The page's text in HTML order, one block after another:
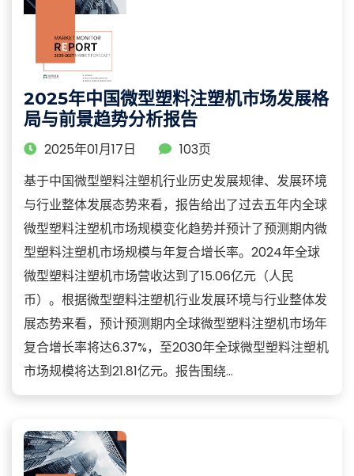
2025年中国微型塑料注塑机市场发展格
局与前景趋势分析报告
2025年01月17日
103页
基于中国微型塑料注塑机行业历史发展规律、发展环境
与行业整体发展态势来看，报告给出了过去五年内全球
微型塑料注塑机市场规模变化趋势并预计了预测期内微
型塑料注塑机市场规模与年复合增长率。2024年全球
微型塑料注塑机市场营收达到了15.06亿元（人民
币）。根据微型塑料注塑机行业发展环境与行业整体发
展态势来看，预计预测期内全球微型塑料注塑机市场年
复合增长率将达6.37%，至2030年全球微型塑料注塑机
市场规模将达到21.81亿元。报告围绕...